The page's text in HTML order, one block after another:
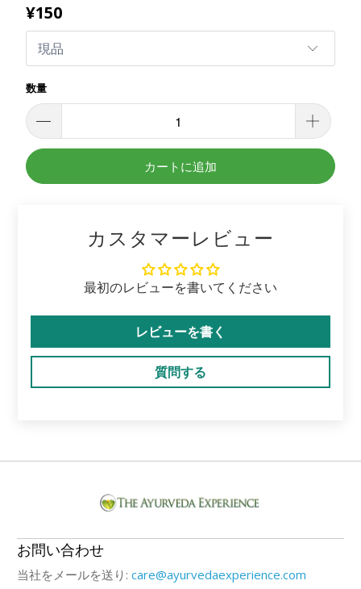
¥150
数量
カートに追加
カスタマーレビュー
最初のレビューを書いてください
レビューを書く
質問する
お問い合わせ
当社をメールを送り:care@ayurvedaexperience.com